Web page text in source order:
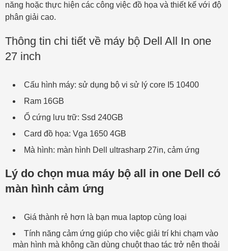
năng hoặc thực hiện các công việc đồ họa và thiết kế với độ
phân giải cao.
Thông tin chi tiết về máy bộ Dell All In one
27 inch
Cấu hình máy: sử dụng bộ vi sử lý core I5 10400
Ram 16GB
Ổ cứng lưu trữ: Ssd 240GB
Card đồ họa: Vga 1650 4GB
Mà hình: màn hình Dell ultrasharp 27in, cảm ứng
Lý do chọn mua máy bộ all in one Dell có
màn hình cảm ứng
Giá thành rẻ hơn là bạn mua laptop cùng loại
Tính năng cảm ứng giúp cho việc giải trí khi chạm vào
màn hình mà không cần dùng chuột thao tác trở nên thoải